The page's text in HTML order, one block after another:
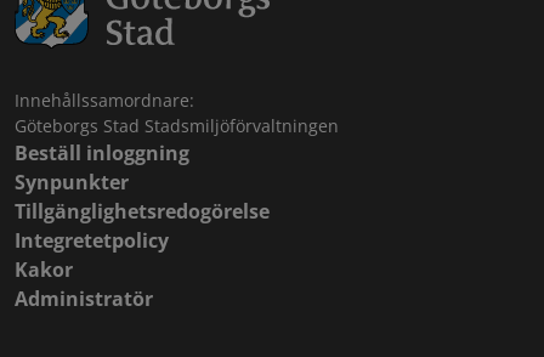
Innehållssamordnare:
Göteborgs Stad Stadsmiljöförvaltningen
Beställ inloggning
Synpunkter
Tillgänglighetsredogörelse
Integretetpolicy
Kakor
Administratör